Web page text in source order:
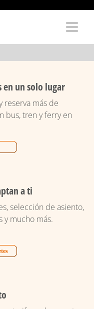
en un solo lugar
reserva más de
bus, tren y ferry en
a ti
selección de asiento,
y mucho más.